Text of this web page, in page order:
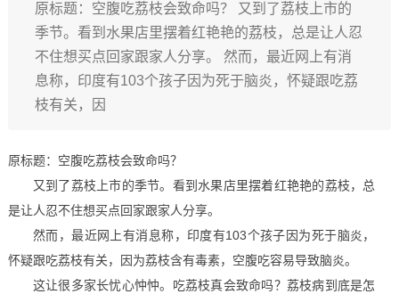
原标题：空腹吃荔枝会致命吗？ 又到了荔枝上市的
季节。看到水果店里摆着红艳艳的荔枝，总是让人忍
不住想买点回家跟家人分享。 然而，最近网上有消
息称，印度有103个孩子因为死于脑炎，怀疑跟吃荔
枝有关，因
原标题：空腹吃荔枝会致命吗？
又到了荔枝上市的季节。看到水果店里摆着红艳艳的荔枝，总
是让人忍不住想买点回家跟家人分享。
然而，最近网上有消息称，印度有103个孩子因为死于脑炎，
怀疑跟吃荔枝有关，因为荔枝含有毒素，空腹吃容易导致脑炎。
这让很多家长忧心忡忡。吃荔枝真会致命吗？荔枝病到底是怎